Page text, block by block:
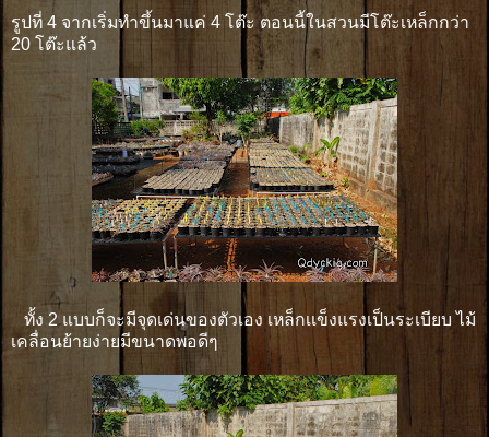
รูปที่ 4 จากเริ่มทำขึ้นมาแค่ 4 โต๊ะ ตอนนี้ในสวนมีโต๊ะเหล็กกว่า
20 โต๊ะแล้ว
ทั้ง 2 แบบก็จะมีจุดเด่นของตัวเอง เหล็กเเข็งแรงเป็นระเบียบ ไม้
เคลื่อนย้ายง่ายมีขนาดพอดีๆ